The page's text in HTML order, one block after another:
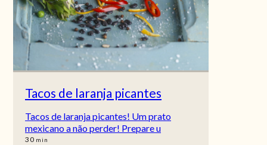
Tacos de laranja picantes
Tacos de laranja picantes! Um prato
mexicano a não perder! Prepare u
30min
min